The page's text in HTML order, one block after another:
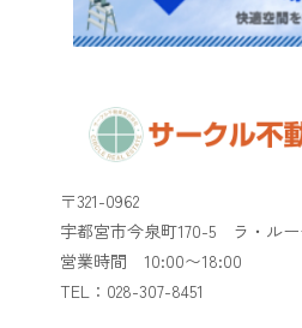
〒321-0962
宇都宮市今泉町170-5 ラ・ルー
​​​​​​​営業時間 10:00〜18:00
TEL：028-307-8451